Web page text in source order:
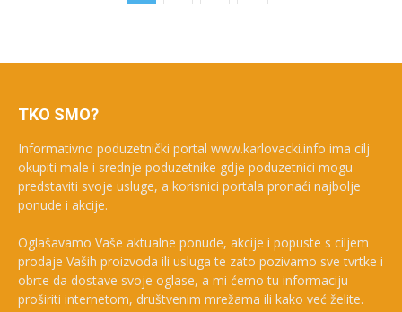
TKO SMO?
Informativno poduzetnički portal www.karlovacki.info ima cilj
okupiti male i srednje poduzetnike gdje poduzetnici mogu
predstaviti svoje usluge, a korisnici portala pronaći najbolje
ponude i akcije.
Oglašavamo Vaše aktualne ponude, akcije i popuste s ciljem
prodaje Vaših proizvoda ili usluga te zato pozivamo sve tvrtke i
obrte da dostave svoje oglase, a mi ćemo tu informaciju
proširiti internetom, društvenim mrežama ili kako već želite.